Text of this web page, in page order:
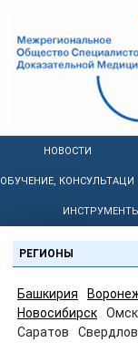
НОВОСТИ
ОБУЧЕНИЕ, КОНСУЛЬТАЦИИ
РЕГИОНЫ
Башкирия
Новосибирск
Омск
Саратов